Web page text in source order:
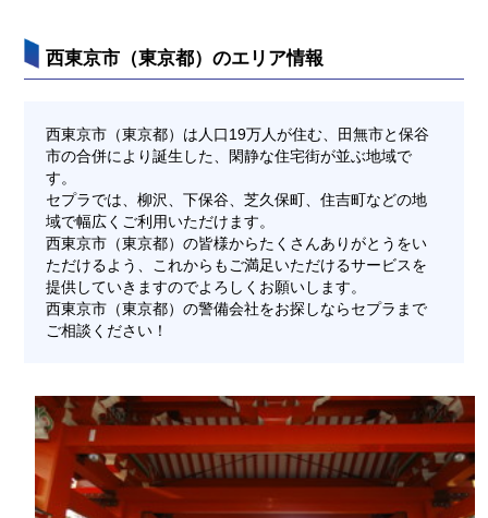
西東京市（東京都）のエリア情報
西東京市（東京都）は人口19万人が住む、田無市と保谷
市の合併により誕生した、閑静な住宅街が並ぶ地域で
す。
セプラでは、柳沢、下保谷、芝久保町、住吉町などの地
域で幅広くご利用いただけます。
西東京市（東京都）の皆様からたくさんありがとうをい
ただけるよう、これからもご満足いただけるサービスを
提供していきますのでよろしくお願いします。
西東京市（東京都）の警備会社をお探しならセプラまで
ご相談ください！